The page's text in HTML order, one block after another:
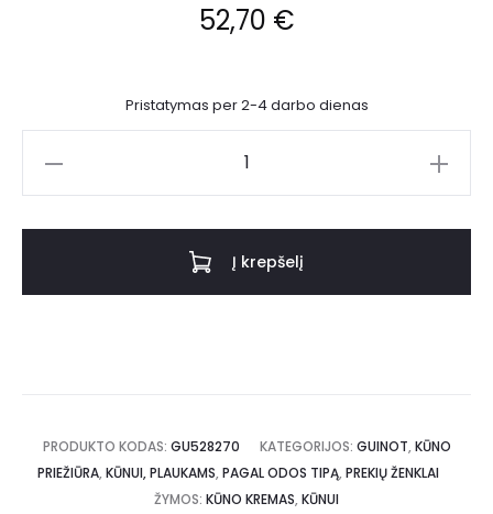
52,70 €
Pristatymas per 2-4 darbo dienas
Į krepšelį
PRODUKTO KODAS: GU528270 KATEGORIJOS: GUINOT, KŪNO
PRIEŽIŪRA, KŪNUI, PLAUKAMS, PAGAL ODOS TIPĄ, PREKIŲ ŽENKLAI
ŽYMOS: KŪNO KREMAS, KŪNUI